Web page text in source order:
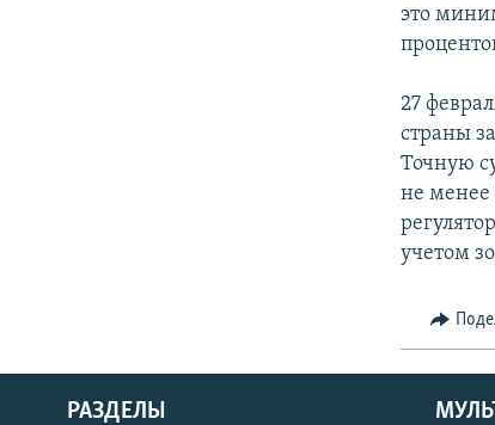
это
27
страны
Точную
не менее
учетом
РАЗДЕЛЫ